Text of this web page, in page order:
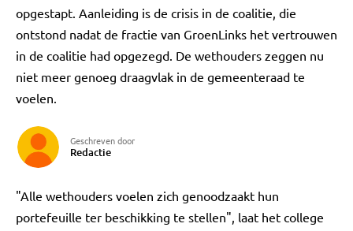
opgestapt. Aanleiding is de crisis in de coalitie, die
ontstond nadat de fractie van GroenLinks het vertrouwen
in de coalitie had opgezegd. De wethouders zeggen nu
niet meer genoeg draagvlak in de gemeenteraad te
voelen.
Geschreven door
Redactie
"Alle wethouders voelen zich genoodzaakt hun
portefeuille ter beschikking te stellen", laat het college